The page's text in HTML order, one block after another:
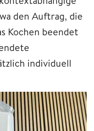
den Auftrag, die
Kochen beendet
individuell